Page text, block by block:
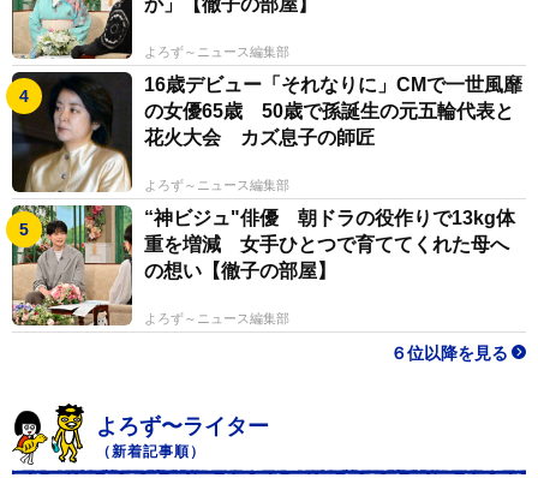
よろず～ニュース編集部
16歳デビュー「それなりに」CMで一世風靡
の女優65歳 50歳で孫誕生の元五輪代表と
花火大会 カズ息子の師匠
よろず～ニュース編集部
“神ビジュ"俳優 朝ドラの役作りで13kg体
重を増減 女手ひとつで育ててくれた母へ
の想い【徹子の部屋】
よろず～ニュース編集部
６位以降を見る
よろず〜ライター
（新着記事順）